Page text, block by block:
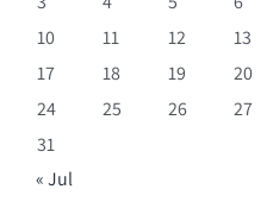
10
11 12 13
17
18 19 20
24
25 26 27
31
« Jul